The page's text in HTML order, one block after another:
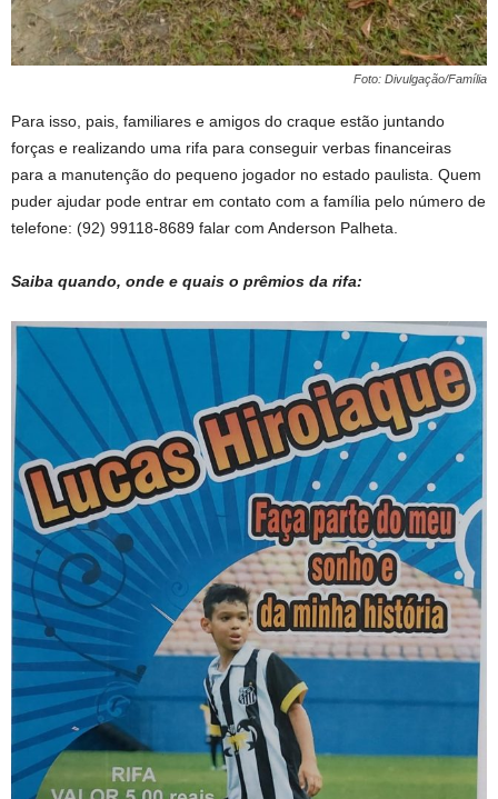
Foto: Divulgação/Família
Para isso, pais, familiares e amigos do craque estão juntando
forças e realizando uma rifa para conseguir verbas financeiras
para a manutenção do pequeno jogador no estado paulista. Quem
puder ajudar pode entrar em contato com a família pelo número de
telefone: (92) 99118-8689 falar com Anderson Palheta.
Saiba quando, onde e quais o prêmios da rifa: